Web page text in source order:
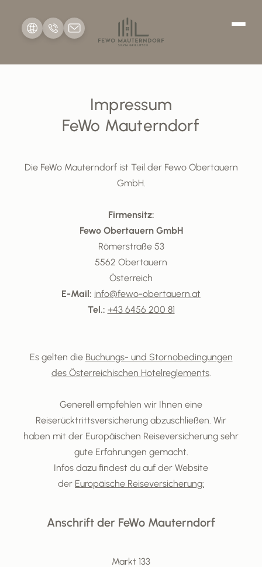
Me
Impressum
FeWo Mauterndorf
Die FeWo Mauterndorf ist Teil der Fewo Obertauern
GmbH.
Firmensitz:
Fewo Obertauern GmbH
Römerstraße 53
5562 Obertauern
Österreich
E-Mail: info@fewo-obertauern.at
Tel.: +43 6456 200 81
Es gelten die Buchungs- und Stornobedingungen
des Österreichischen Hotelreglements.
Generell empfehlen wir Ihnen eine
Reiserücktrittsversicherung abzuschließen. Wir
haben mit der Europäischen Reiseversicherung sehr
gute Erfahrungen gemacht.
Infos dazu findest du auf der Website
der Europäische Reiseversicherung:
Anschrift der FeWo Mauterndorf
Markt 133